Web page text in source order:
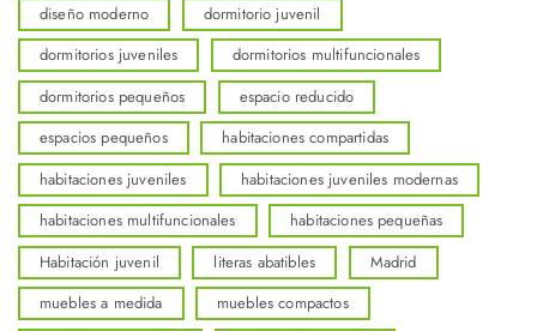
diseño moderno
dormitorio juvenil
dormitorios juveniles
dormitorios multifuncionales
dormitorios pequeños
espacio reducido
espacios pequeños
habitaciones compartidas
habitaciones juveniles
habitaciones juveniles modernas
habitaciones multifuncionales
habitaciones pequeñas
Habitación juvenil
literas abatibles
Madrid
muebles a medida
muebles compactos